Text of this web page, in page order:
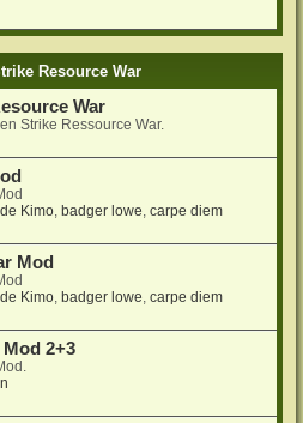
Resource War
War
Strike Ressource War.
Kimo, badger lowe,carpe diem
Mod
Kimo, badger lowe,carpe diem
2+3